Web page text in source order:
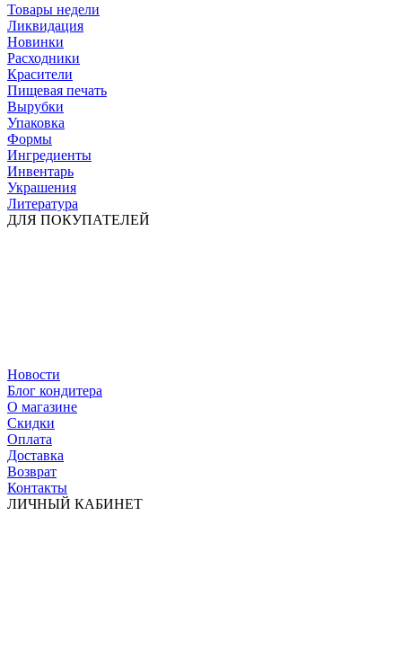
Товары недели
Ликвидация
Новинки
Расходники
Красители
Пищевая печать
Вырубки
Упаковка
Формы
Ингредиенты
Инвентарь
Украшения
Литература
ДЛЯ ПОКУПАТЕЛЕЙ
Новости
Блог кондитера
О магазине
Скидки
Оплата
Доставка
Возврат
Контакты
ЛИЧНЫЙ КАБИНЕТ